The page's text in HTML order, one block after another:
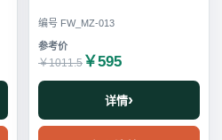
编号 FW_MZ-013
￥1011.5 ￥595
详情